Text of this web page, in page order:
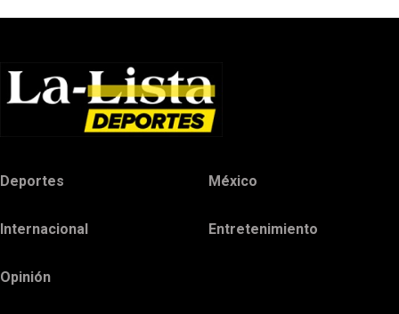
Deportes México
Internacional Entretenimiento
Opinión